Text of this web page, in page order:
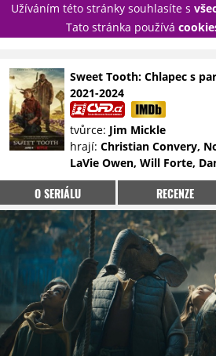
Užíváním této stránky souhlasíte s
Tato stránka používá
NOVINKY
TÉMATA
RECENZE
EPIZODY
KULT
TRAILERY
GALERIE
DISKUZE
STATISTIKY
TIRÁŽ
Sweet Tooth: Chlapec s
2021-2024
tvůrce: Jim Mickle
hrají: Christian Convery,
LaVie Owen, Will Forte,
O SERIÁLU RECENZE